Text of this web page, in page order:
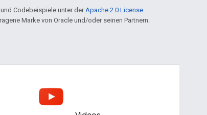
und Codebeispiele unter der Apache 2.0 License
Marke von Oracle und/oder seinen Partnern.